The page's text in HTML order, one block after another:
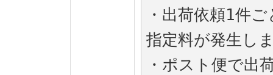
・出荷依頼1件
指定料が発生し
・ポスト便で出